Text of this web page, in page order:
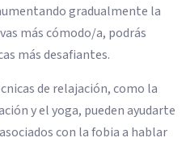
gradualmente la
más cómodo/a, podrás
más desafiantes.
de relajación, como la
y el yoga, pueden ayudarte
con la fobia a hablar